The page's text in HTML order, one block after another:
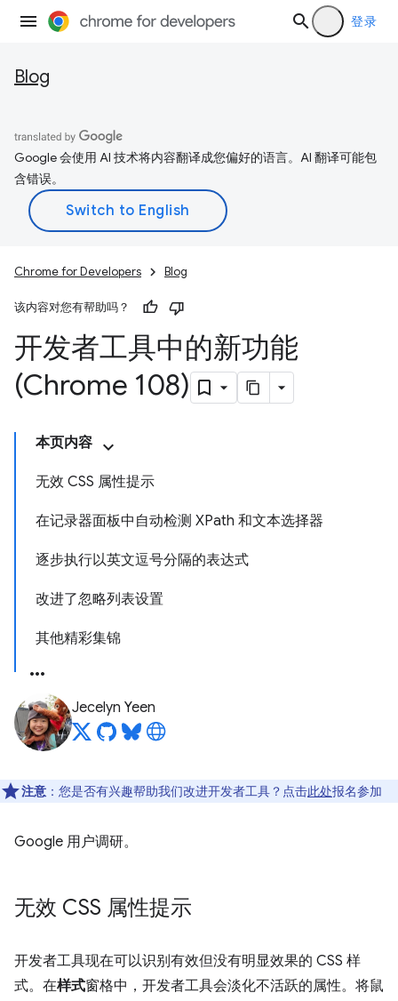
登录
Blog
Google 会使用 AI 技术将内容翻译成您偏好的语言。AI 翻译可能包
含错误。
Chrome for Developers Blog
该内容对您有帮助吗？
开发者工具中的新功能
(Chrome 108)
本页内容
无效 CSS 属性提示
在记录器面板中自动检测 XPath 和文本选择器
逐步执行以英文逗号分隔的表达式
改进了忽略列表设置
其他精彩集锦
Jecelyn Yeen
注意 ：您是否有兴趣帮助我们改进开发者工具？点击此处报名参加
Google 用户调研。
无效 CSS 属性提示
开发者工具现在可以识别有效但没有明显效果的 CSS 样
式。在样式窗格中，开发者工具会淡化不活跃的属性。将鼠